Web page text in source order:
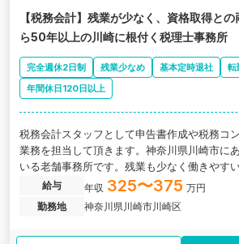
【税務会計】残業が少なく、資格取得と
ら50年以上の川崎に根付く税理士事務所
完全週休2日制 残業少なめ 基本定時退社
転
年間休日120日以上
税務会計スタッフとして申告書作成や税務コ
業務を担当して頂きます。神奈川県川崎市に
いる老舗事務所です。残業も少なく働きやす
付いた安定的な経営で長く就業できる会計事
給与 年収 325〜375 万円
勤務地
神奈川県川崎市川崎区